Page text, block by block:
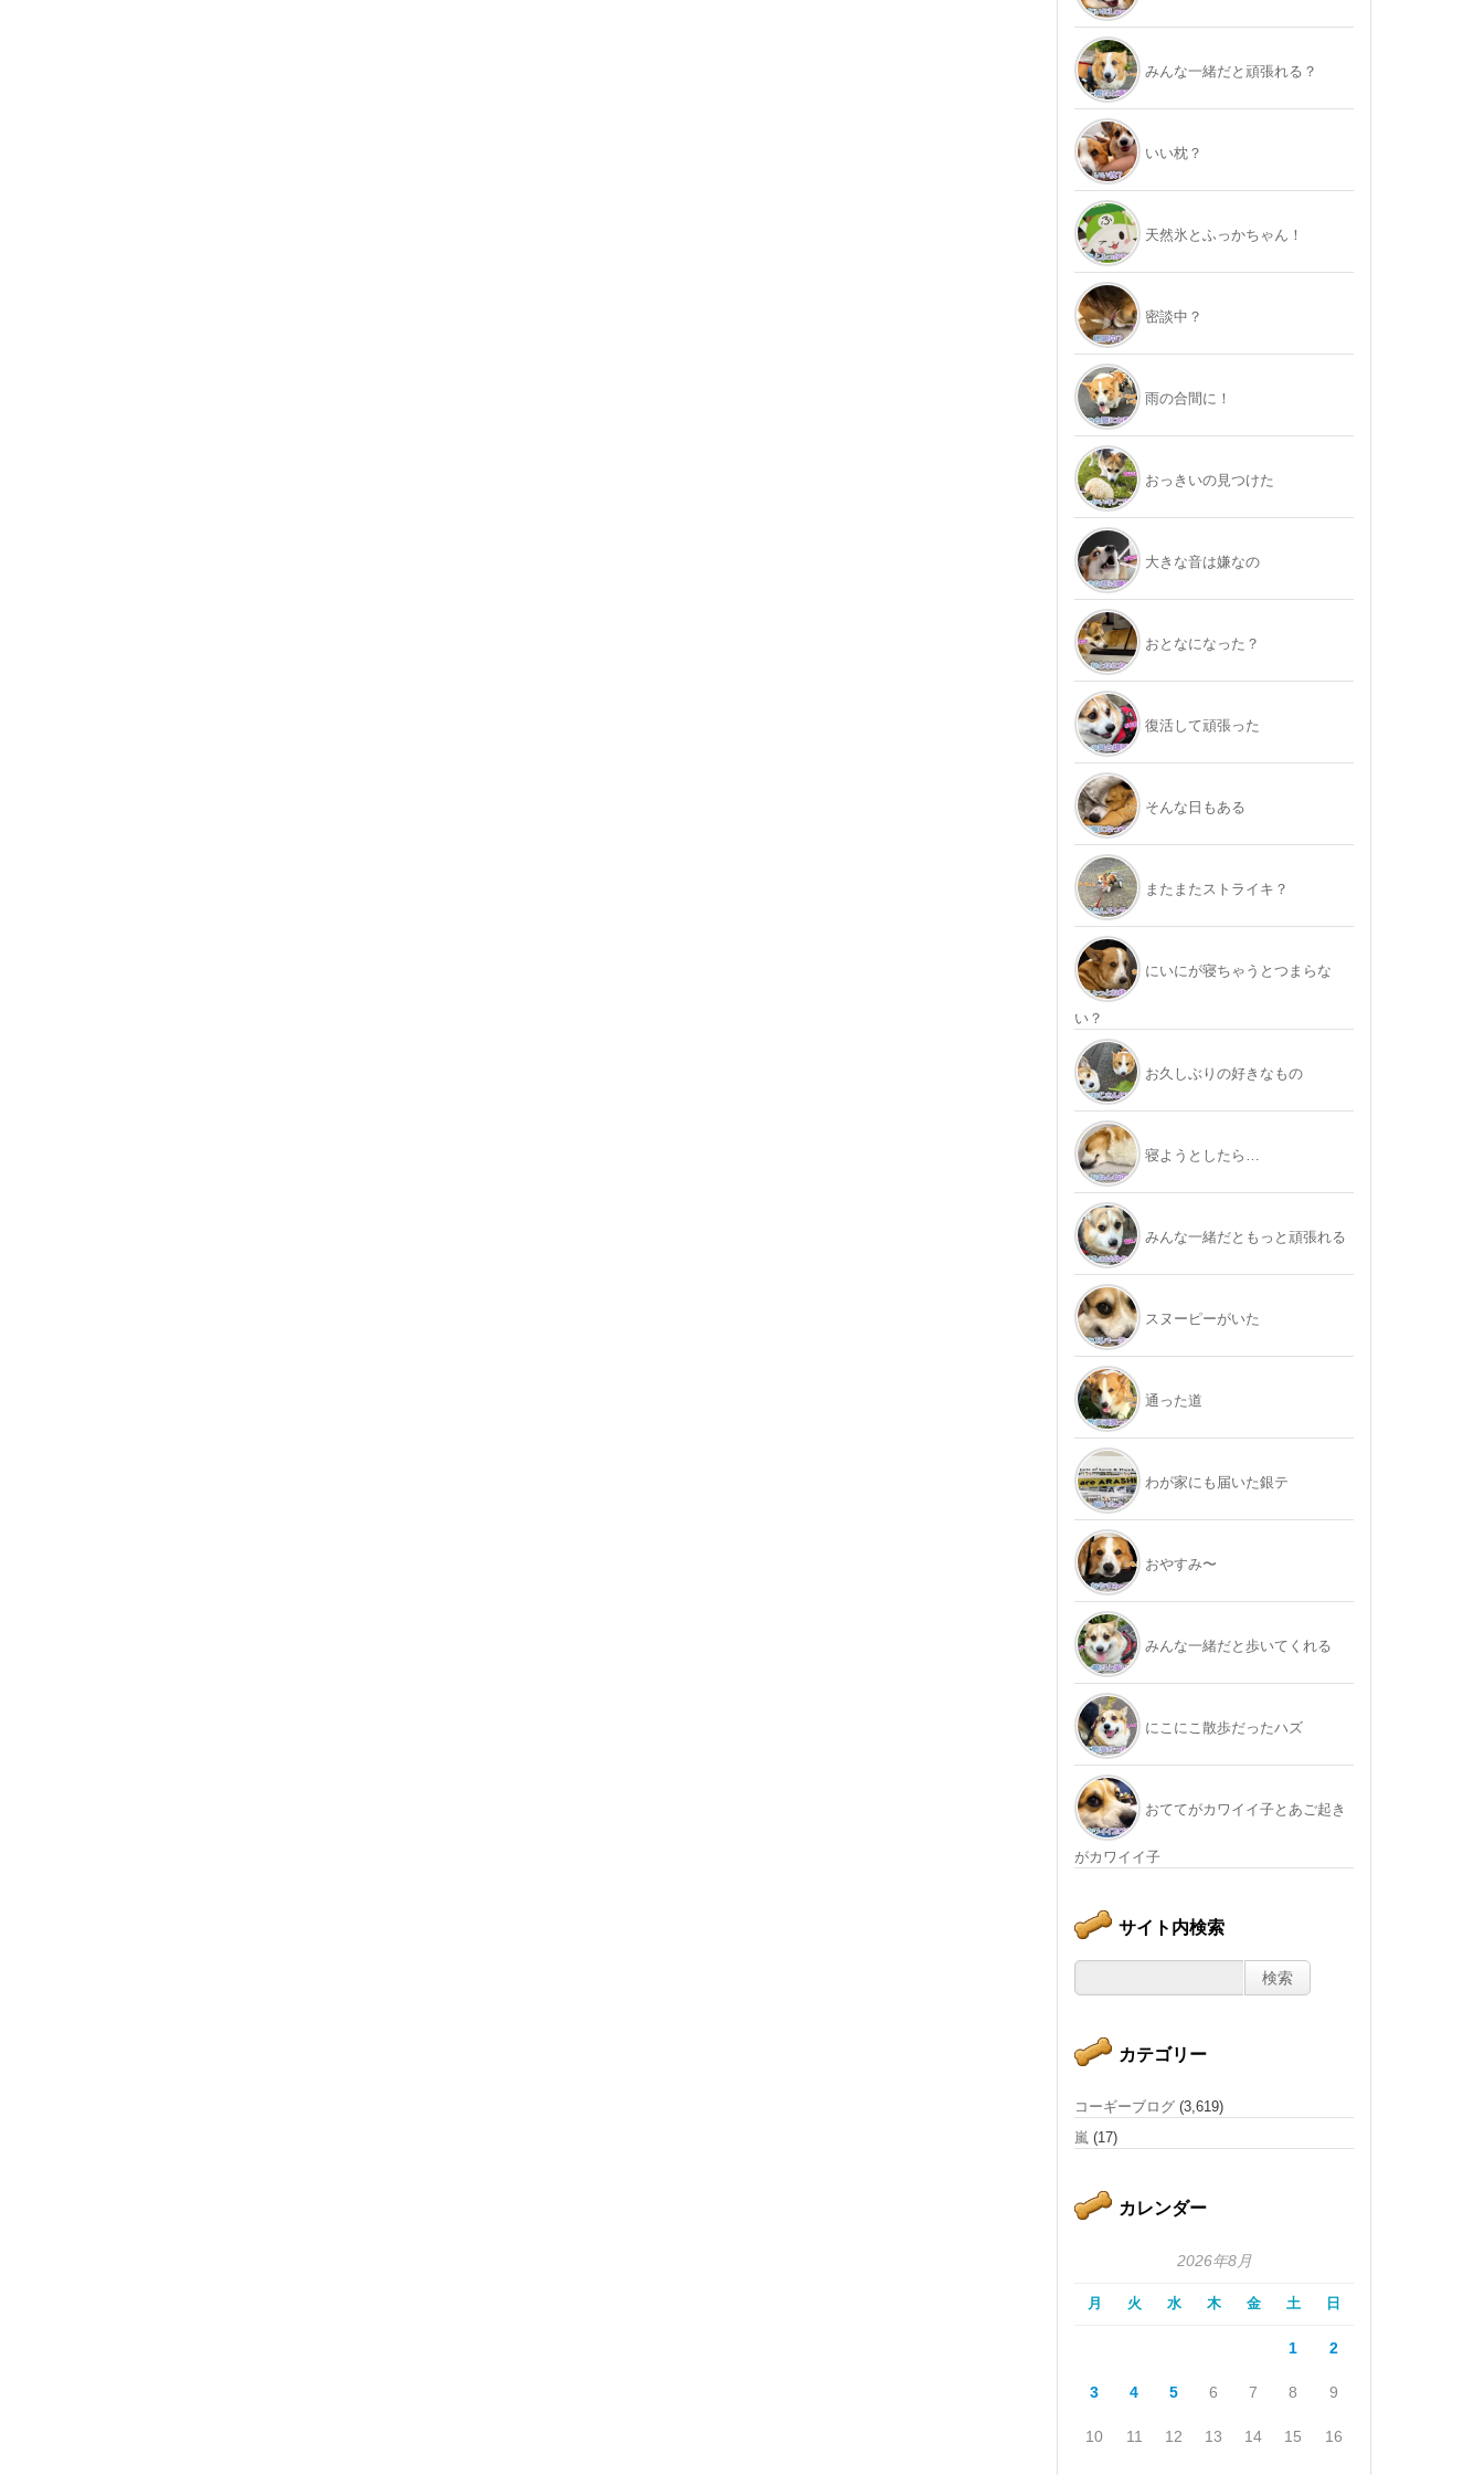
みんな一緒だと頑張れる？
いい枕？
天然氷とふっかちゃん！
密談中？
雨の合間に！
おっきいの見つけた
大きな音は嫌なの
おとなになった？
復活して頑張った
そんな日もある
またまたストライキ？
にいにが寝ちゃうとつまらな
い？
お久しぶりの好きなもの
寝ようとしたら…
みんな一緒だともっと頑張れる
スヌーピーがいた
通った道
わが家にも届いた銀テ
おやすみ〜
みんな一緒だと歩いてくれる
にこにこ散歩だったハズ
おててがカワイイ子とあご起き
がカワイイ子
サイト内検索
カテゴリー
コーギーブログ (3,619)
嵐 (17)
カレンダー
2026年8月
月 火 水 木 金 土 日
1 2
3 4 5 6 7 8 9
10 11 12 13 14 15 16